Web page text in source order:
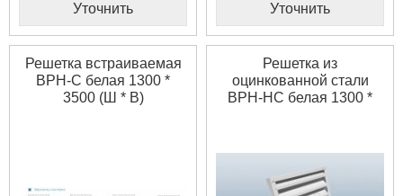
Уточнить Уточнить
Решетка встраиваемая
ВРН-С белая 1300 *
3500 (Ш * В)
Решетка из
оцинкованной стали
ВРН-НС белая 1300 *